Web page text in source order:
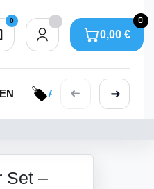
0 0
0,00 €
0,00 €
AKTIONEN
➜ ➜
Set –